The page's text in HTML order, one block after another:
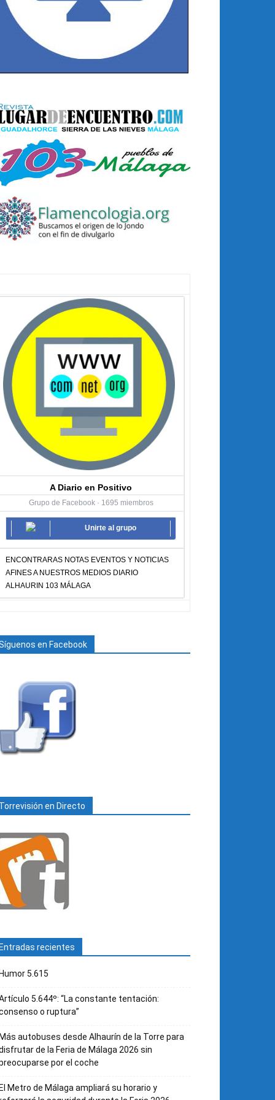
A Diario en Positivo
Grupo de Facebook · 1695 miembros
Unirte al grupo
ENCONTRARAS NOTAS EVENTOS Y NOTICIAS
AFINES A NUESTROS MEDIOS DIARIO
ALHAURIN 103 MÁLAGA
en Facebook
en Directo
recientes
5.615
5.644º: “La constante tentación:
o ruptura”
autobuses desde Alhaurín de la Torre para
de la Feria de Málaga 2026 sin
por el coche
Metro de Málaga ampliará su horario y